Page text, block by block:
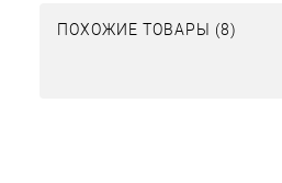
ПОХОЖИЕ ТОВАРЫ (8)